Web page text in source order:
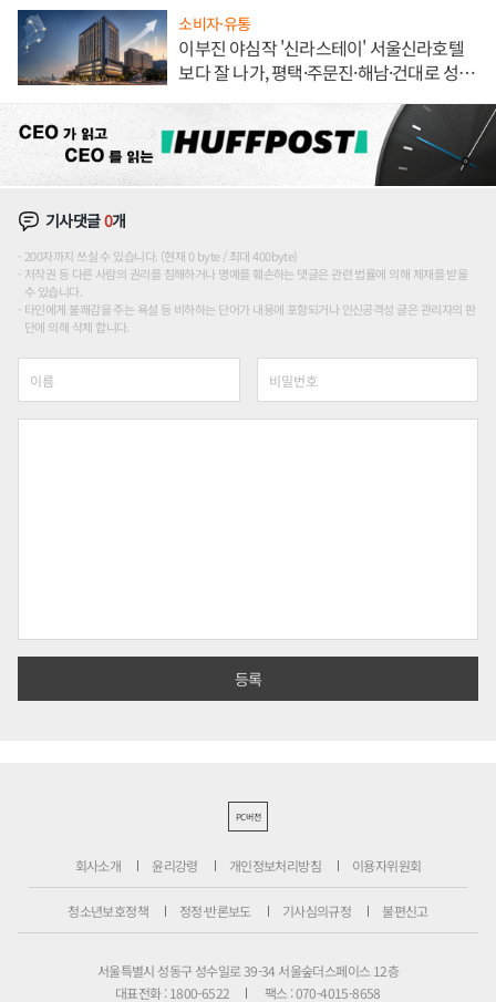
소비자·유통
이부진 야심작 '신라스테이' 서울신라호텔
보다 잘 나가, 평택·주문진·해남·건대로 성
기사댓글0개
200자까지 쓰실 수 있습니다. (현재 0 byte / 최대 400byte)
저작권 등 다른 사람의 권리를 침해하거나 명예를 훼손하는 댓글은 관련 법률에 의해 제재를 받을
수 있습니다.
타인에게 불쾌감을 주는 욕설 등 비하하는 단어가 내용에 포함되거나 인신공격성 글은 관리자의 판
단에 의해 삭제 합니다.
PC버전
회사소개 윤리강령 개인정보처리방침 이용자위원회
청소년보호정책 정정·반론보도 기사심의규정 불편신고
서울특별시 성동구 성수일로 39-34 서울숲더스페이스 12층
대표전화 : 1800-6522
팩스 : 070-4015-8658